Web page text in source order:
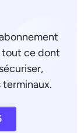
tout ce dont